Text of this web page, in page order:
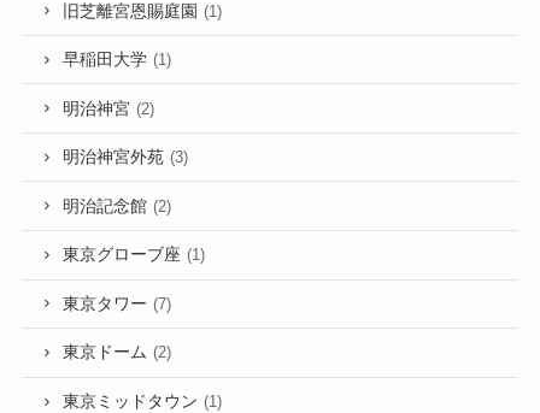
旧芝離宮恩賜庭園 (1)
早稲田大学 (1)
明治神宮 (2)
明治神宮外苑 (3)
明治記念館 (2)
東京グローブ座 (1)
東京タワー (7)
東京ドーム (2)
東京ミッドタウン (1)